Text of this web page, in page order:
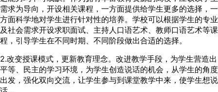
需求为导向，开设相关课程，一方面提供给学生更多的选择，一
方面科学地对学生进行针对性的培养。学校可以根据学生的专业
及社会需求开设求职面试、主持人口语艺术、教师口语艺术等课
程，引导学生在不同时期、不同阶段做出合适的选择。
2.改变授课模式，更新教育理念。改进教学手段，为学生营造出
平等、民主的学习环境，为学生创造说话的机会，从学生的角度
出发，强化双向交流，让学生参与到课堂教学中来，使学生想说